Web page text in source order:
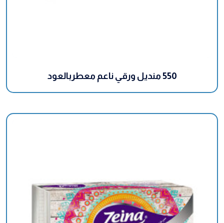
550 منديل ورقي ناعم معطربالعود